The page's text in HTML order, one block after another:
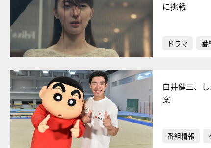
に挑戦
ドラマ 番
白井健三、
案
番組情報